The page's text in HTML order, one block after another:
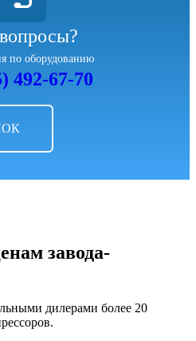
по оборудованию
492-67-70
завода-
дилерами более 20